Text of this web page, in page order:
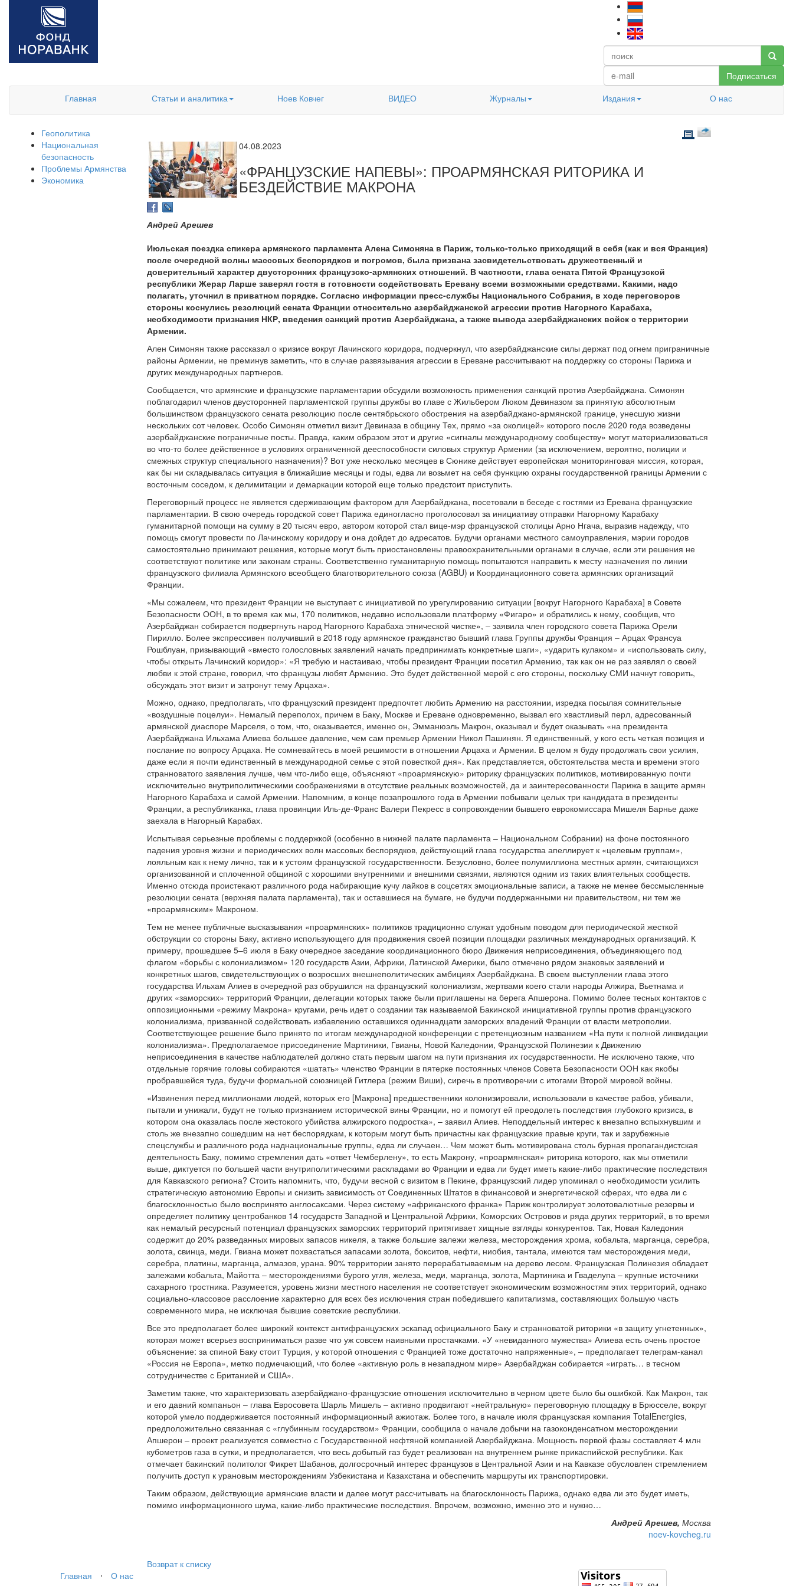
Подписаться
Главная
Статьи и аналитика Ноев Ковчег ВИДЕО Журналы Издания О нас
Геополитика
Национальная
безопасность
Проблемы Армянства
Экономика
04.08.2023
«ФРАНЦУЗСКИЕ НАПЕВЫ»: ПРОАРМЯНСКАЯ РИТОРИКА И
БЕЗДЕЙСТВИЕ МАКРОНА
Андрей Арешев
Июльская поездка спикера армянского парламента Алена Симоняна в Париж, только-только приходящий в себя (как и вся Франция)
после очередной волны массовых беспорядков и погромов, была призвана засвидетельствовать дружественный и
доверительный характер двусторонних французско-армянских отношений. В частности, глава сената Пятой Французской
республики Жерар Ларше заверял гостя в готовности содействовать Еревану всеми возможными средствами. Какими, надо
полагать, уточнил в приватном порядке. Согласно информации пресс-службы Национального Собрания, в ходе переговоров
стороны коснулись резолюций сената Франции относительно азербайджанской агрессии против Нагорного Карабаха,
необходимости признания НКР, введения санкций против Азербайджана, а также вывода азербайджанских войск с территории
Армении.
Ален Симонян также рассказал о кризисе вокруг Лачинского коридора, подчеркнул, что азербайджанские силы держат под огнем приграничные
районы Армении, не преминув заметить, что в случае развязывания агрессии в Ереване рассчитывают на поддержку со стороны Парижа и
других международных партнеров.
Сообщается, что армянские и французские парламентарии обсудили возможность применения санкций против Азербайджана. Симонян
поблагодарил членов двусторонней парламентской группы дружбы во главе с Жильбером Люком Девиназом за принятую абсолютным
большинством французского сената резолюцию после сентябрьского обострения на азербайджано-армянской границе, унесшую жизни
нескольких сот человек. Особо Симонян отметил визит Девиназа в общину Тех, прямо «за околицей» которого после 2020 года возведены
азербайджанские пограничные посты. Правда, каким образом этот и другие «сигналы международному сообществу» могут материализоваться
во что-то более действенное в условиях ограниченной дееспособности силовых структур Армении (за исключением, вероятно, полиции и
смежных структур специального назначения)? Вот уже несколько месяцев в Сюнике действует европейская мониторинговая миссия, которая,
как бы ни складывалась ситуация в ближайшие месяцы и годы, едва ли возьмет на себя функцию охраны государственной границы Армении с
восточным соседом, к делимитации и демаркации которой еще только предстоит приступить.
Переговорный процесс не является сдерживающим фактором для Азербайджана, посетовали в беседе с гостями из Еревана французские
парламентарии. В свою очередь городской совет Парижа единогласно проголосовал за инициативу отправки Нагорному Карабаху
гуманитарной помощи на сумму в 20 тысяч евро, автором которой стал вице-мэр французской столицы Арно Нгача, выразив надежду, что
помощь смогут провести по Лачинскому коридору и она дойдет до адресатов. Будучи органами местного самоуправления, мэрии городов
самостоятельно принимают решения, которые могут быть приостановлены правоохранительными органами в случае, если эти решения не
соответствуют политике или законам страны. Соответственно гуманитарную помощь попытаются направить к месту назначения по линии
французского филиала Армянского всеобщего благотворительного союза (AGBU) и Координационного совета армянских организаций
Франции.
«Мы сожалеем, что президент Франции не выступает с инициативой по урегулированию ситуации [вокруг Нагорного Карабаха] в Совете
Безопасности ООН, в то время как мы, 170 политиков, недавно использовали платформу «Фигаро» и обратились к нему, сообщив, что
Азербайджан собирается подвергнуть народ Нагорного Карабаха этнической чистке», – заявила член городского совета Парижа Орели
Пирилло. Более экспрессивен получивший в 2018 году армянское гражданство бывший глава Группы дружбы Франция – Арцах Франсуа
Рошблуан, призывающий «вместо голословных заявлений начать предпринимать конкретные шаги», «ударить кулаком» и «использовать силу,
чтобы открыть Лачинский коридор»: «Я требую и настаиваю, чтобы президент Франции посетил Армению, так как он не раз заявлял о своей
любви к этой стране, говорил, что французы любят Армению. Это будет действенной мерой с его стороны, поскольку СМИ начнут говорить,
обсуждать этот визит и затронут тему Арцаха».
Можно, однако, предполагать, что французский президент предпочтет любить Армению на расстоянии, изредка посылая сомнительные
«воздушные поцелуи». Немалый переполох, причем в Баку, Москве и Ереване одновременно, вызвал его хвастливый перл, адресованный
армянской диаспоре Марселя, о том, что, оказывается, именно он, Эмманюэль Макрон, оказывал и будет оказывать «на президента
Азербайджана Ильхама Алиева большее давление, чем сам премьер Армении Никол Пашинян. Я единственный, у кого есть четкая позиция и
послание по вопросу Арцаха. Не сомневайтесь в моей решимости в отношении Арцаха и Армении. В целом я буду продолжать свои усилия,
даже если я почти единственный в международной семье с этой повесткой дня». Как представляется, обстоятельства места и времени этого
странноватого заявления лучше, чем что-либо еще, объясняют «проармянскую» риторику французских политиков, мотивированную почти
исключительно внутриполитическими соображениями в отсутствие реальных возможностей, да и заинтересованности Парижа в защите армян
Нагорного Карабаха и самой Армении. Напомним, в конце позапрошлого года в Армении побывали целых три кандидата в президенты
Франции, а республиканка, глава провинции Иль-де-Франс Валери Пекресс в сопровождении бывшего еврокомиссара Мишеля Барнье даже
заехала в Нагорный Карабах.
Испытывая серьезные проблемы с поддержкой (особенно в нижней палате парламента – Национальном Собрании) на фоне постоянного
падения уровня жизни и периодических волн массовых беспорядков, действующий глава государства апеллирует к «целевым группам»,
лояльным как к нему лично, так и к устоям французской государственности. Безусловно, более полумиллиона местных армян, считающихся
организованной и сплоченной общиной с хорошими внутренними и внешними связями, являются одним из таких влиятельных сообществ.
Именно отсюда проистекают различного рода набирающие кучу лайков в соцсетях эмоциональные записи, а также не менее бессмысленные
резолюции сената (верхняя палата парламента), так и оставшиеся на бумаге, не будучи поддержанными ни правительством, ни тем же
«проармянским» Макроном.
Тем не менее публичные высказывания «проармянских» политиков традиционно служат удобным поводом для периодической жесткой
обструкции со стороны Баку, активно использующего для продвижения своей позиции площадки различных международных организаций. К
примеру, прошедшее 5–6 июля в Баку очередное заседание координационного бюро Движения неприсоединения, объединяющего под
флагом «борьбы с колониализмом» 120 государств Азии, Африки, Латинской Америки, было отмечено рядом знаковых заявлений и
конкретных шагов, свидетельствующих о возросших внешнеполитических амбициях Азербайджана. В своем выступлении глава этого
государства Ильхам Алиев в очередной раз обрушился на французский колониализм, жертвами коего стали народы Алжира, Вьетнама и
других «заморских» территорий Франции, делегации которых также были приглашены на берега Апшерона. Помимо более тесных контактов с
оппозиционными «режиму Макрона» кругами, речь идет о создании так называемой Бакинской инициативной группы против французского
колониализма, призванной содействовать избавлению оставшихся одиннадцати заморских владений Франции от власти метрополии.
Соответствующее решение было принято по итогам международной конференции с претенциозным названием «На пути к полной ликвидации
колониализма». Предполагаемое присоединение Мартиники, Гвианы, Новой Каледонии, Французской Полинезии к Движению
неприсоединения в качестве наблюдателей должно стать первым шагом на пути признания их государственности. Не исключено также, что
отдельные горячие головы собираются «шатать» членство Франции в пятерке постоянных членов Совета Безопасности ООН как якобы
пробравшейся туда, будучи формальной союзницей Гитлера (режим Виши), сиречь в противоречии с итогами Второй мировой войны.
«Извинения перед миллионами людей, которых его [Макрона] предшественники колонизировали, использовали в качестве рабов, убивали,
пытали и унижали, будут не только признанием исторической вины Франции, но и помогут ей преодолеть последствия глубокого кризиса, в
котором она оказалась после жестокого убийства алжирского подростка», – заявил Алиев. Неподдельный интерес к внезапно вспыхнувшим и
столь же внезапно сошедшим на нет беспорядкам, к которым могут быть причастны как французские правые круги, так и зарубежные
спецслужбы и различного рода наднациональные группы, едва ли случаен… Чем может быть мотивирована столь бурная пропагандистская
деятельность Баку, помимо стремления дать «ответ Чемберлену», то есть Макрону, «проармянская» риторика которого, как мы отметили
выше, диктуется по большей части внутриполитическими раскладами во Франции и едва ли будет иметь какие-либо практические последствия
для Кавказского региона? Стоить напомнить, что, будучи весной с визитом в Пекине, французский лидер упоминал о необходимости усилить
стратегическую автономию Европы и снизить зависимость от Соединенных Штатов в финансовой и энергетической сферах, что едва ли с
благосклонностью было воспринято англосаксами. Через систему «африканского франка» Париж контролирует золотовалютные резервы и
определяет политику центробанков 14 государств Западной и Центральной Африки, Коморских Островов и ряда других территорий, в то время
как немалый ресурсный потенциал французских заморских территорий притягивает хищные взгляды конкурентов. Так, Новая Каледония
содержит до 20% разведанных мировых запасов никеля, а также большие залежи железа, месторождения хрома, кобальта, марганца, серебра,
золота, свинца, меди. Гвиана может похвастаться запасами золота, бокситов, нефти, ниобия, тантала, имеются там месторождения меди,
серебра, платины, марганца, алмазов, урана. 90% территории занято перерабатываемым на дерево лесом. Французская Полинезия обладает
залежами кобальта, Майотта – месторождениями бурого угля, железа, меди, марганца, золота, Мартиника и Гваделупа – крупные источники
сахарного тростника. Разумеется, уровень жизни местного населения не соответствует экономическим возможностям этих территорий, однако
социально-классовое расслоение характерно для всех без исключения стран победившего капитализма, составляющих большую часть
современного мира, не исключая бывшие советские республики.
Все это предполагает более широкий контекст антифранцузских эскапад официального Баку и странноватой риторики «в защиту угнетенных»,
которая может всерьез восприниматься разве что уж совсем наивными простачками. «У «невиданного мужества» Алиева есть очень простое
объяснение: за спиной Баку стоит Турция, у которой отношения с Францией тоже достаточно напряженные», – предполагает телеграм-канал
«Россия не Европа», метко подмечающий, что более «активную роль в незападном мире» Азербайджан собирается «играть… в тесном
сотрудничестве с Британией и США».
Заметим также, что характеризовать азербайджано-французские отношения исключительно в черном цвете было бы ошибкой. Как Макрон, так
и его давний компаньон – глава Евросовета Шарль Мишель – активно продвигают «нейтральную» переговорную площадку в Брюсселе, вокруг
которой умело поддерживается постоянный информационный ажиотаж. Более того, в начале июля французская компания TotalEnergies,
предположительно связанная с «глубинным государством» Франции, сообщила о начале добычи на газоконденсатном месторождении
Апшерон – проект реализуется совместно с Государственной нефтяной компанией Азербайджана. Мощность первой фазы составляет 4 млн
кубометров газа в сутки, и предполагается, что весь добытый газ будет реализован на внутреннем рынке прикаспийской республики. Как
отмечает бакинский политолог Фикрет Шабанов, долгосрочный интерес французов в Центральной Азии и на Кавказе обусловлен стремлением
получить доступ к урановым месторождениям Узбекистана и Казахстана и обеспечить маршруты их транспортировки.
Таким образом, действующие армянские власти и далее могут рассчитывать на благосклонность Парижа, однако едва ли это будет иметь,
помимо информационного шума, какие-либо практические последствия. Впрочем, возможно, именно это и нужно…
Андрей Арешев, Москва
noev-kovcheg.ru
Возврат к списку
Главная
⋅ О нас